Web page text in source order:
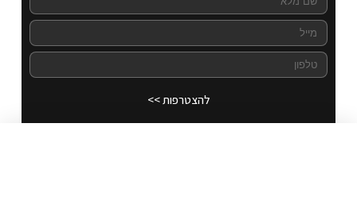
להצטרפות >>